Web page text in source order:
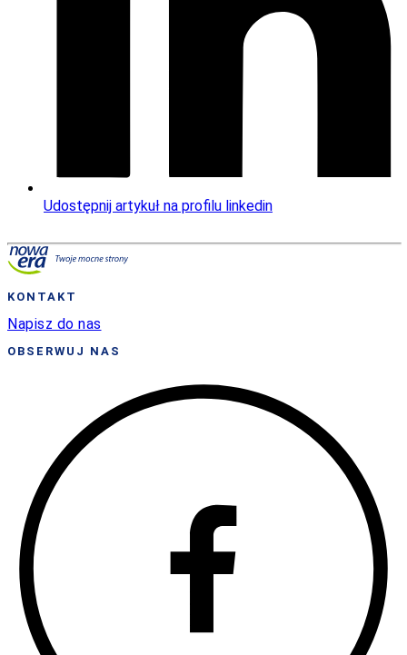
Udostępnij artykuł na profilu linkedin
KONTAKT
Napisz do nas
OBSERWUJ NAS